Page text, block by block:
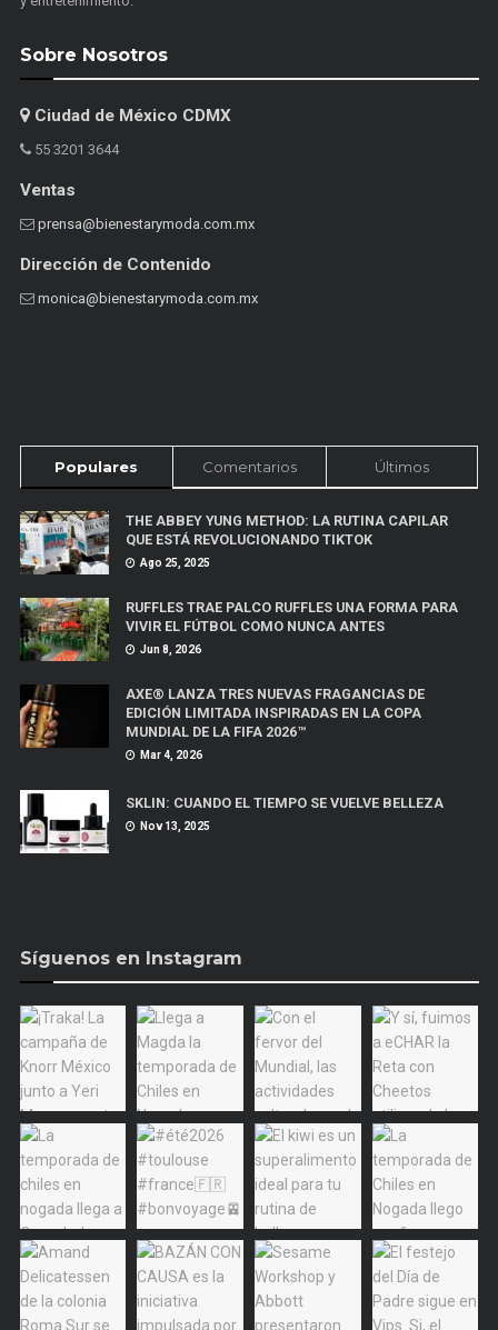
Sobre Nosotros
Ciudad de México CDMX
55 3201 3644
Ventas
prensa@bienestarymoda.com.mx
Dirección de Contenido
monica@bienestarymoda.com.mx
Populares Comentarios Últimos
THE ABBEY YUNG METHOD: LA RUTINA CAPILAR
QUE ESTÁ REVOLUCIONANDO TIKTOK
Ago 25, 2025
RUFFLES TRAE PALCO RUFFLES UNA FORMA PARA
VIVIR EL FÚTBOL COMO NUNCA ANTES
Jun 8, 2026
AXE® LANZA TRES NUEVAS FRAGANCIAS DE
EDICIÓN LIMITADA INSPIRADAS EN LA COPA
MUNDIAL DE LA FIFA 2026™
Mar 4, 2026
SKLIN: CUANDO EL TIEMPO SE VUELVE BELLEZA
Nov 13, 2025
Síguenos en Instagram